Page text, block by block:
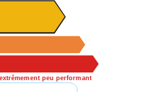
peu performant